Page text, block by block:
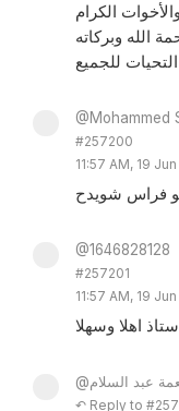
الكرام
@Mohammed
#257200
11:57 AM, 19
فراس شويدح
@1646828128
#257201
11:57 AM, 19
اهلا وسهلا
عبد السلام
↶ Reply to